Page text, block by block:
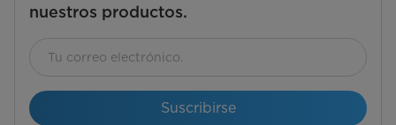
nuestros productos.
Suscribirse